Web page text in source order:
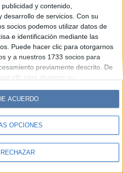
y contenido,
desarrollo de servicios. Con su
socios podemos utilizar datos de
e identificación mediante las
Puede hacer clic para otorgarnos
y a nuestros 1733 socios para
previamente descrito. De
clic para denegar su
de otorgar su consentimiento.
de sus datos
de su consentimiento, pero usted
tal procesamiento. Sus
consentimiento en cualquier
OPCIONES
RECHAZAR
ACUERDO